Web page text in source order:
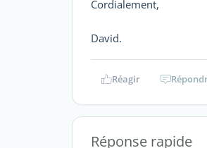
Cordialement,
David.
Réagir
Réponse rapide